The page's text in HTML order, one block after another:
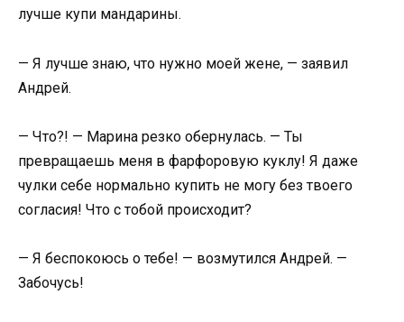
лучше купи мандарины.
— Я лучше знаю, что нужно моей жене, — заявил
Андрей.
— Что?! — Марина резко обернулась. — Ты
превращаешь меня в фарфоровую куклу! Я даже
чулки себе нормально купить не могу без твоего
согласия! Что с тобой происходит?
— Я беспокоюсь о тебе! — возмутился Андрей. —
Забочусь!